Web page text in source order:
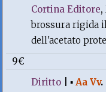
Cortina Editore,
brossura rigida
dell'acetato
9€
Diritto |▪Aa Vv.